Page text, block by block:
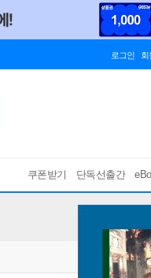
로그인 회
쿠폰받기 단독선출간